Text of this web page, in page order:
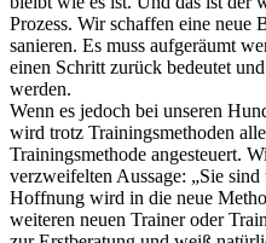
Prozess. Wir schaffen eine neue
sanieren. Es muss aufgeräumt
einen Schritt zurück bedeutet
werden.
Wenn es jedoch bei unseren
wird trotz Trainingsmethoden
Trainingsmethode angesteuert.
verzweifelten Aussage: „Sie
Hoffnung wird in die neue
weiteren neuen Trainer oder